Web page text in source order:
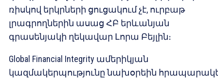
ռիսկով երկրների ցուցակում չէ, ուրբաթ
լրագրողներին ասաց ՀԲ երևանյան
գրասենյակի ղեկավար Լորա Բեյլին։
Global Financial Integrity ամերիկյան
կազմակերպությունը նախօրեին